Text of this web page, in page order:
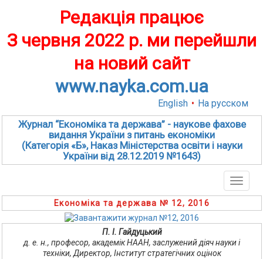
Редакція працює
З червня 2022 р. ми перейшли
на новий сайт
www.nayka.com.ua
English • На русском
Журнал “Економіка та держава” - наукове фахове
видання України з питань економіки
(Категорія «Б», Наказ Міністерства освіти і науки
України від 28.12.2019 №1643)
Toggle
Економіка та держава № 12, 2016
П. І. Гайдуцький
д. е. н., професор, академік НААН, заслужений діяч науки і
техніки, Директор, Інститут стратегічних оцінок